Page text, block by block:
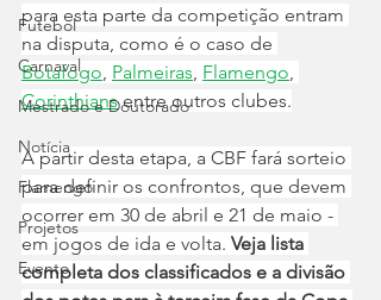
Futebol
Carnaval
Mestrado e Doutorado
Notícia
Flamengo
Projetos
Evento
para esta parte da competição entram
na disputa, como é o caso de
Botafogo, Palmeiras, Flamengo,
Corinthians entre outros clubes.
A partir desta etapa, a CBF fará sorteio
para definir os confrontos, que devem
ocorrer em 30 de abril e 21 de maio -
em jogos de ida e volta. Veja lista
completa dos classificados e a divisão